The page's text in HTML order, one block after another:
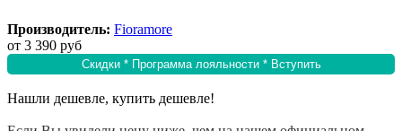
Производитель: Fioramore
от 3 390 руб
Скидки * Программа лояльности * Вступить
Нашли дешевле, купить дешевле!